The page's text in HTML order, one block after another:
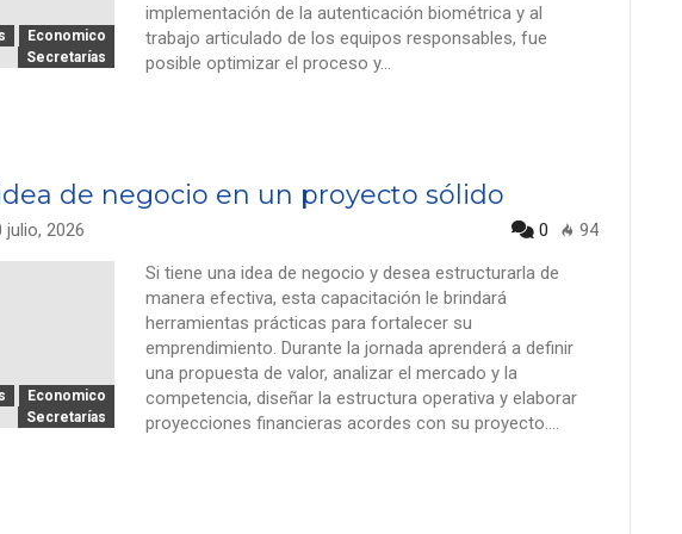
Economico
Secretarías
implementación de la autenticación biométrica y al
trabajo articulado de los equipos responsables, fue
posible optimizar el proceso y…
de negocio en un proyecto sólido
julio, 2026 0 94
Economico
Secretarías
Si tiene una idea de negocio y desea estructurarla de
manera efectiva, esta capacitación le brindará
herramientas prácticas para fortalecer su
emprendimiento. Durante la jornada aprenderá a definir
una propuesta de valor, analizar el mercado y la
competencia, diseñar la estructura operativa y elaborar
proyecciones financieras acordes con su proyecto.…